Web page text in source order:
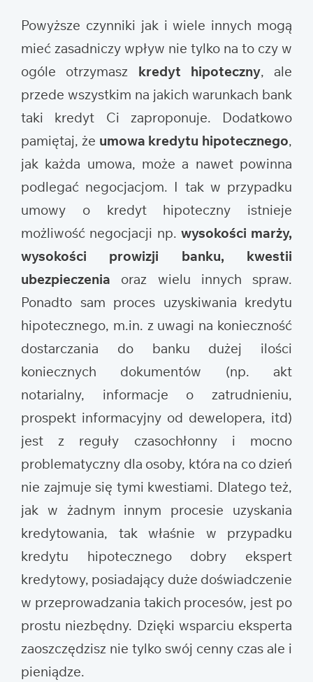
Powyższe czynniki jak i wiele innych mogą
mieć zasadniczy wpływ nie tylko na to czy w
ogóle otrzymasz kredyt hipoteczny, ale
przede wszystkim na jakich warunkach bank
taki kredyt Ci zaproponuje. Dodatkowo
pamiętaj, że umowa kredytu hipotecznego,
jak każda umowa, może a nawet powinna
podlegać negocjacjom. I tak w przypadku
umowy o kredyt hipoteczny istnieje
możliwość negocjacji np. wysokości marży,
wysokości prowizji banku, kwestii
ubezpieczenia oraz wielu innych spraw.
Ponadto sam proces uzyskiwania kredytu
hipotecznego, m.in. z uwagi na konieczność
dostarczania do banku dużej ilości
koniecznych dokumentów (np. akt
notarialny, informacje o zatrudnieniu,
prospekt informacyjny od dewelopera, itd)
jest z reguły czasochłonny i mocno
problematyczny dla osoby, która na co dzień
nie zajmuje się tymi kwestiami. Dlatego też,
jak w żadnym innym procesie uzyskania
kredytowania, tak właśnie w przypadku
kredytu hipotecznego dobry ekspert
kredytowy, posiadający duże doświadczenie
w przeprowadzania takich procesów, jest po
prostu niezbędny. Dzięki wsparciu eksperta
zaoszczędzisz nie tylko swój cenny czas ale i
pieniądze.